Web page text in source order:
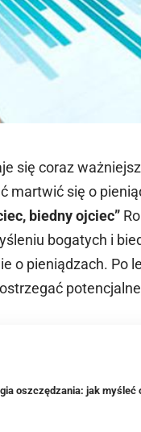
się coraz
martwić się o
biedny ojciec”
bogatych i
o pieniądzach. Po
oszczędzania: jak myśleć